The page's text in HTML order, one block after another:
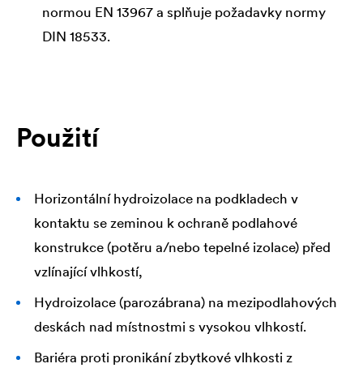
normou EN 13967 a splňuje požadavky normy
DIN 18533.
Použití
Horizontální hydroizolace na podkladech v
kontaktu se zeminou k ochraně podlahové
konstrukce (potěru a/nebo tepelné izolace) před
vzlínající vlhkostí,
Hydroizolace (parozábrana) na mezipodlahových
deskách nad místnostmi s vysokou vlhkostí.
Bariéra proti pronikání zbytkové vlhkosti z